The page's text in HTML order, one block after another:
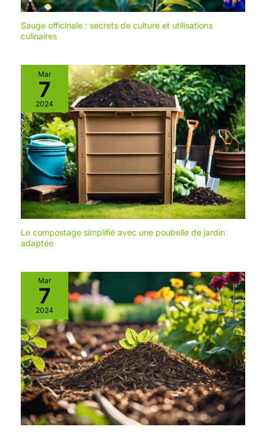
Sauge officinale : secrets de culture et utilisations
culinaires
Mar
7
2024
Le compostage simplifié avec une poubelle de jardin
adaptée
Mar
7
2024